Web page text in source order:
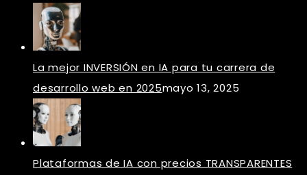
La mejor INVERSIÓN en IA para tu carrera de
desarrollo web en 2025mayo 13, 2025
Plataformas de IA con precios TRANSPARENTES